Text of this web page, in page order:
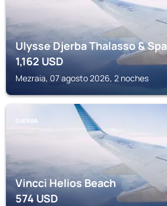
Ulysse Djerba Thalasso & Spa
1,162USD
Mezraia, 07 agosto 2026, 2 noches
DJERBA
Vincci Helios Beach
574USD